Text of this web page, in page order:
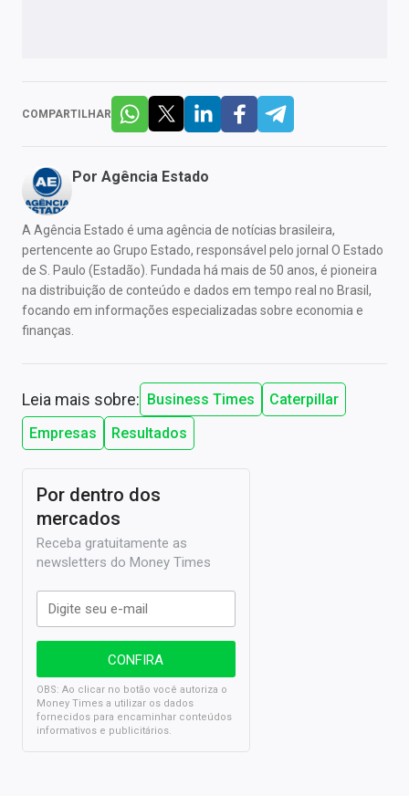
COMPARTILHAR
Por Agência Estado
A Agência Estado é uma agência de notícias brasileira,
pertencente ao Grupo Estado, responsável pelo jornal O Estado
de S. Paulo (Estadão). Fundada há mais de 50 anos, é pioneira
na distribuição de conteúdo e dados em tempo real no Brasil,
focando em informações especializadas sobre economia e
finanças.
Leia mais sobre: Business Times
Caterpillar
Empresas
Resultados
Por dentro dos
mercados
Receba gratuitamente as
newsletters do Money Times
OBS: Ao clicar no botão você autoriza o
Money Times a utilizar os dados
fornecidos para encaminhar conteúdos
informativos e publicitários.